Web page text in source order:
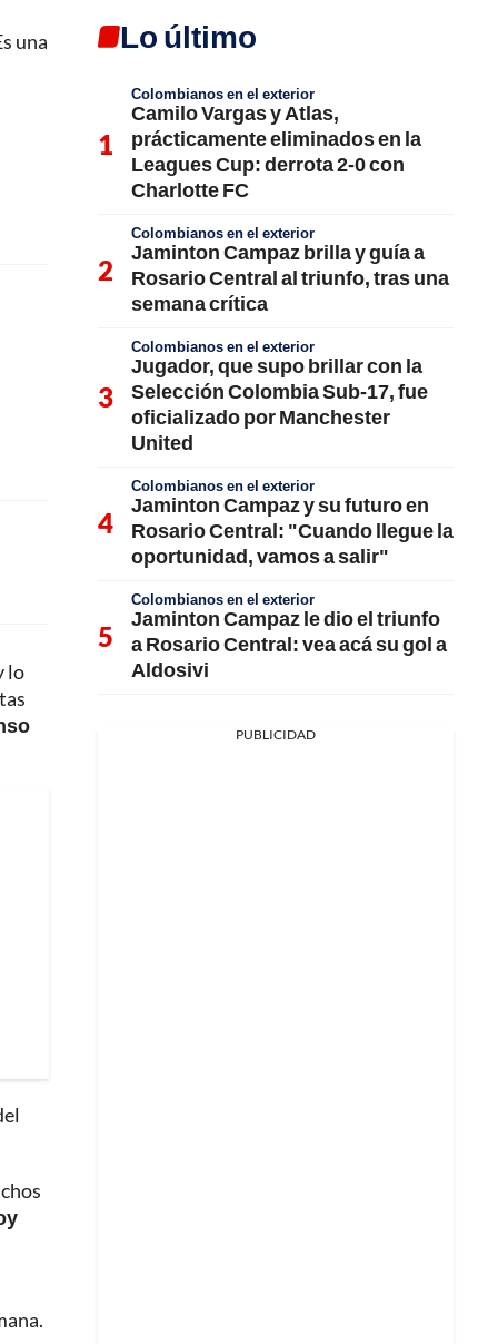
una
lo
Lo último
Colombianos en el exterior
Camilo Vargas y Atlas,
prácticamente eliminados en la
Leagues Cup: derrota 2-0 con
Charlotte FC
Colombianos en el exterior
Jaminton Campaz brilla y guía a
Rosario Central al triunfo, tras una
semana crítica
Colombianos en el exterior
Jugador, que supo brillar con la
Selección Colombia Sub-17, fue
oficializado por Manchester
United
Colombianos en el exterior
Jaminton Campaz y su futuro en
Rosario Central: "Cuando llegue la
oportunidad, vamos a salir"
Colombianos en el exterior
Jaminton Campaz le dio el triunfo
a Rosario Central: vea acá su gol a
Aldosivi
PUBLICIDAD